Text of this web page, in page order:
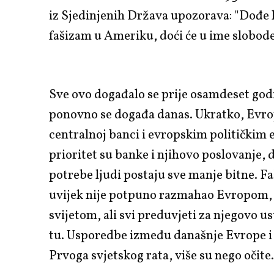
iz Sjedinjenih Država upozorava: "Dođe
fašizam u Ameriku, doći će u ime
Sve ovo događalo se prije osamdeset
ponovno se događa danas. Ukratko,
centralnoj banci i evropskim političkim
prioritet su banke i njihovo poslovanje,
potrebe ljudi postaju sve manje bitne.
uvijek nije potpuno razmahao
svijetom, ali svi preduvjeti za njegovo
tu. Usporedbe između današnje Evrope
Prvoga svjetskog rata, više su nego